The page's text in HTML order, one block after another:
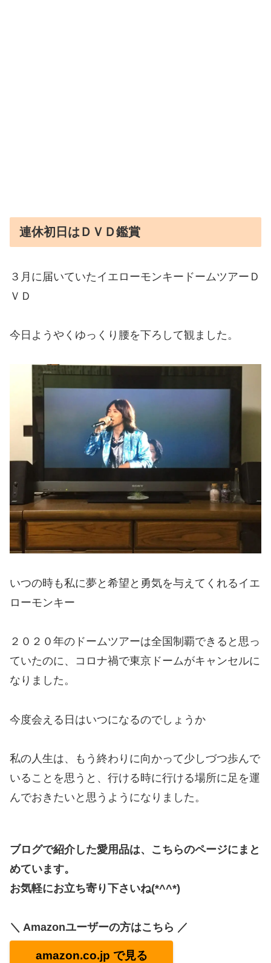
連休初日はＤＶＤ鑑賞
３月に届いていたイエローモンキードームツアーＤ
ＶＤ
今日ようやくゆっくり腰を下ろして観ました。
いつの時も私に夢と希望と勇気を与えてくれるイエ
ローモンキー
２０２０年のドームツアーは全国制覇できると思っ
ていたのに、コロナ禍で東京ドームがキャンセルに
なりました。
今度会える日はいつになるのでしょうか
私の人生は、もう終わりに向かって少しづつ歩んで
いることを思うと、行ける時に行ける場所に足を運
んでおきたいと思うようになりました。
ブログで紹介した愛用品は、こちらのページにまと
めています。
お気軽にお立ち寄り下さいね(*^^*)
＼ Amazonユーザーの方はこちら ／
amazon.co.jp で見る